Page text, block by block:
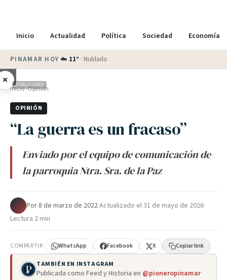
Inicio Actualidad Política Sociedad Economía
PINAMAR HOY·☁️ 11° · Nublado
× PUBLICIDAD
Inicio›Opinión
OPINIÓN
“La guerra es un fracaso”
Enviado por el equipo de comunicación de
la parroquia Ntra. Sra. de la Paz
Por·8 de marzo de 2022·Actualizado el31 de mayo de 2026·
Lectura 2 min
COMPARTIR WhatsApp Facebook X Copiar link
TAMBIÉN EN INSTAGRAM
Publicada como Feed y Historia en @pioneropinamar